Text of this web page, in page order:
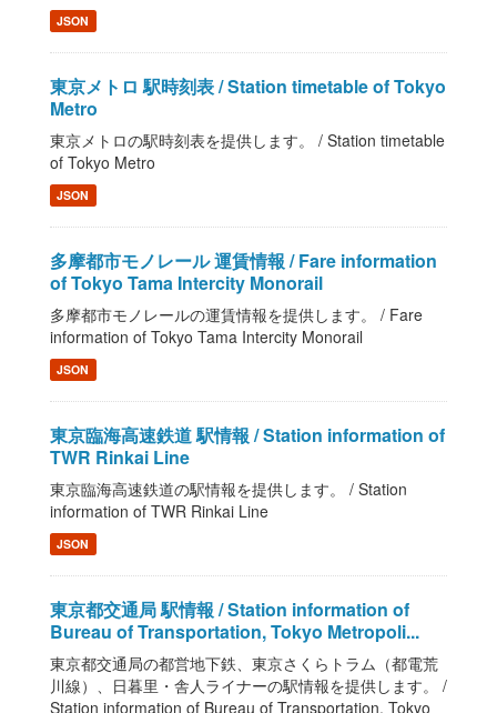
JSON
東京メトロ 駅時刻表 / Station timetable of Tokyo
Metro
東京メトロの駅時刻表を提供します。 / Station timetable
of Tokyo Metro
JSON
多摩都市モノレール 運賃情報 / Fare information
of Tokyo Tama Intercity Monorail
多摩都市モノレールの運賃情報を提供します。 / Fare
information of Tokyo Tama Intercity Monorail
JSON
東京臨海高速鉄道 駅情報 / Station information of
TWR Rinkai Line
東京臨海高速鉄道の駅情報を提供します。 / Station
information of TWR Rinkai Line
JSON
東京都交通局 駅情報 / Station information of
Bureau of Transportation, Tokyo Metropoli...
東京都交通局の都営地下鉄、東京さくらトラム（都電荒
川線）、日暮里・舎人ライナーの駅情報を提供します。 /
Station information of Bureau of Transportation, Tokyo